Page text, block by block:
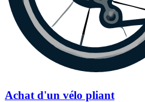
Achat d'un vélo pliant